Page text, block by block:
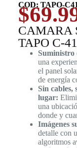
COD: TAPO-
$
CAMARA
TAPO C-
Suministro
una
el panel
de energía
Sin cables,
lugar:
una
donde y
Imágenes
detalle con
algoritmos